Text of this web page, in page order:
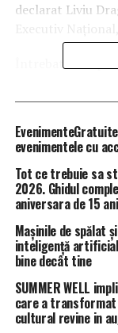
declarat Liviu
Întrebat dacă
adoptate
exact cum am
Cât despre Pro
său coleg şi şef
declarat că
care au conceput
UNPR pentru că
liderul PSD.
Acesta a făcut
Raluca Turcan, şi
evenimentele cu
Tot ce trebuie sa
2026. Ghidul
aniversara de 15 ani
Mașinile de spălat
inteligență
bine decât tine
SUMMER WELL
care a
cultural revine in